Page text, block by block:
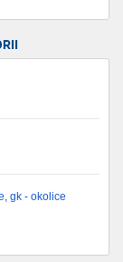
gk - okolice